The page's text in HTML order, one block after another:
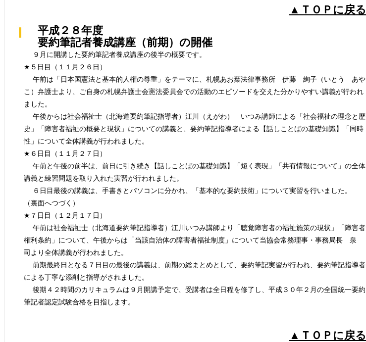
▲ＴＯＰに戻る
平成２８年度
要約筆記者養成講座（前期）の開催
９月に開講した要約筆記者養成講座の後半の概要です。
★５日目（１１月２６日）
午前は「日本国憲法と基本的人権の尊重」をテーマに、札幌あお葉法律事務所 伊藤 絢子（いとう あや
こ）弁護士より、ご自身の札幌弁護士会憲法委員会での活動のエピソードを交えた分かりやすい講義が行われ
ました。
午後からは社会福祉士（北海道要約筆記指導者）江川（えがわ） いつみ講師による「社会福祉の理念と歴
史」「障害者福祉の概要と現状」についての講義と、要約筆記指導者による【話しことばの基礎知識】「同時
性」について全体講義が行われました。
★６日目（１１月２７日）
午前と午後の前半は、前日に引き続き【話しことばの基礎知識】「短く表現」「共有情報について」の全体
講義と練習問題を取り入れた実習が行われました。
６日目最後の講義は、手書きとパソコンに分かれ、「基本的な要約技術」について実習を行いました。
（裏面へつづく）
★７日目（１２月１７日）
午前は社会福祉士（北海道要約筆記指導者）江川いつみ講師より「聴覚障害者の福祉施策の現状」「障害者
権利条約」について、午後からは「当該自治体の障害者福祉制度」について当協会常務理事・事務局長 泉
司より全体講義が行われました。
前期最終日となる７日目の最後の講義は、前期の総まとめとして、要約筆記実習が行われ、要約筆記指導者
による丁寧な添削と指導がされました。
後期４２時間のカリキュラムは９月開講予定で、受講者は全日程を修了し、平成３０年２月の全国統一要約
筆記者認定試験合格を目指します。
▲ＴＯＰに戻る